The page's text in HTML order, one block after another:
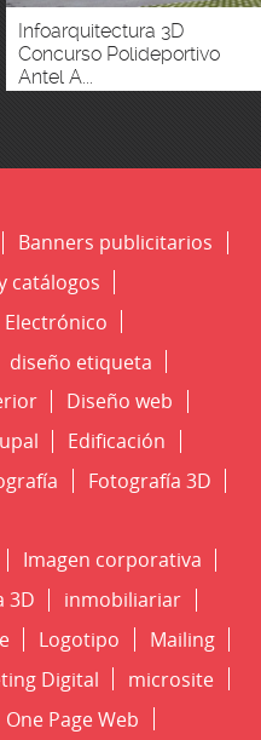
Infoarquitectura 3D
Concurso Polideportivo
Antel A...
Banners publicitarios
catálogos
diseño etiqueta
Diseño web
Edificación
Fotografía 3D
Imagen corporativa
3D
inmobiliariar
Logotipo
Mailing
Digital
microsite
One Page Web